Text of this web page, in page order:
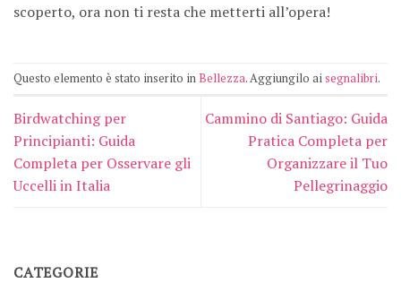
scoperto, ora non ti resta che metterti all’opera!
Questo elemento è stato inserito inBellezza. Aggiungilo aisegnalibri.
Birdwatching per
Principianti: Guida
Completa per Osservare gli
Uccelli in Italia
Cammino di Santiago: Guida
Pratica Completa per
Organizzare il Tuo
Pellegrinaggio
CATEGORIE